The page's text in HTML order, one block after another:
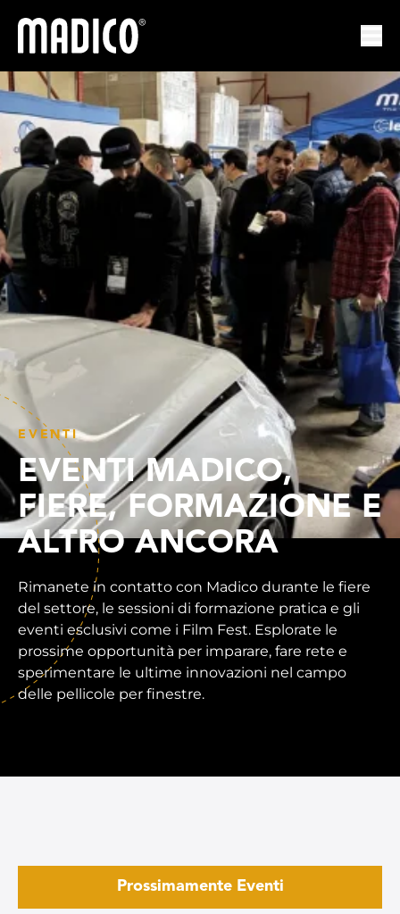
Madico
EVENTI
EVENTI MADICO,
FIERE, FORMAZIONE E
ALTRO ANCORA
Rimanete in contatto con Madico durante le fiere
del settore, le sessioni di formazione pratica e gli
eventi esclusivi come i Film Fest. Esplorate le
prossime opportunità per imparare, fare rete e
sperimentare le ultime innovazioni nel campo
delle pellicole per finestre.
Prossimamente Eventi